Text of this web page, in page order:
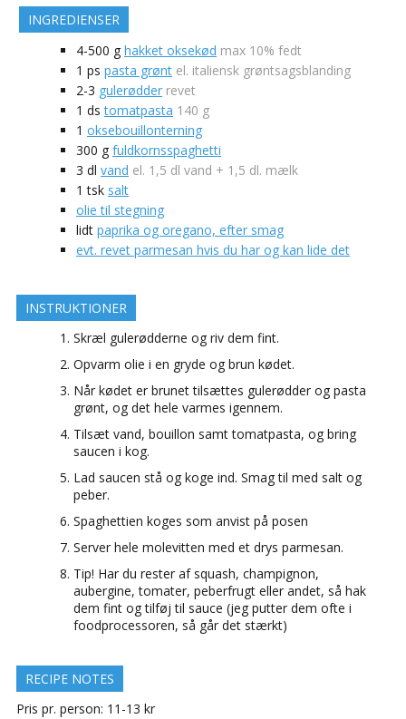
INGREDIENSER
4-500 g hakket oksekød max 10% fedt
1 ps pasta grønt el. italiensk grøntsagsblanding
2-3 gulerødder revet
1 ds tomatpasta 140 g
1 oksebouillonterning
300 g fuldkornsspaghetti
3 dl vand el. 1,5 dl vand + 1,5 dl. mælk
1 tsk salt
olie til stegning
lidt paprika og oregano, efter smag
evt. revet parmesan hvis du har og kan lide det
INSTRUKTIONER
Skræl gulerødderne og riv dem fint.
Opvarm olie i en gryde og brun kødet.
Når kødet er brunet tilsættes gulerødder og pasta
grønt, og det hele varmes igennem.
Tilsæt vand, bouillon samt tomatpasta, og bring
saucen i kog.
Lad saucen stå og koge ind. Smag til med salt og
peber.
Spaghettien koges som anvist på posen
Server hele molevitten med et drys parmesan.
Tip! Har du rester af squash, champignon,
aubergine, tomater, peberfrugt eller andet, så hak
dem fint og tilføj til sauce (jeg putter dem ofte i
foodprocessoren, så går det stærkt)
RECIPE NOTES
Pris pr. person: 11-13 kr